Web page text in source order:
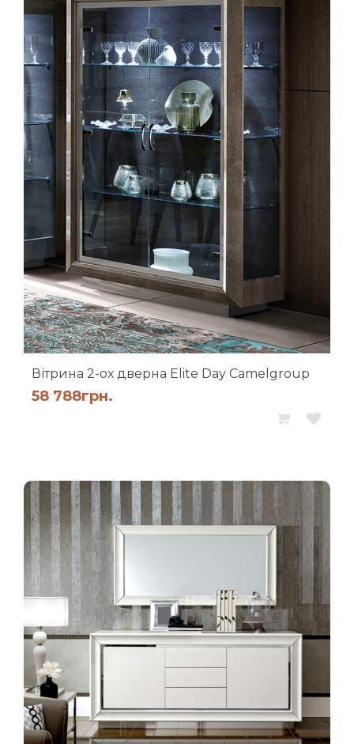
Вітрина 2-ох дверна Elite Day Camelgroup
58 788грн.